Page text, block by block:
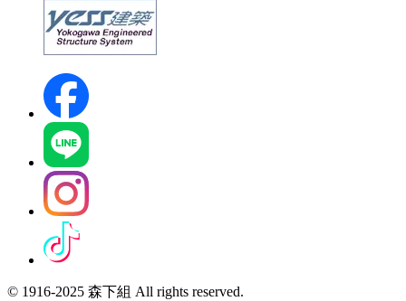
© 1916-2025 森下組 All rights reserved.